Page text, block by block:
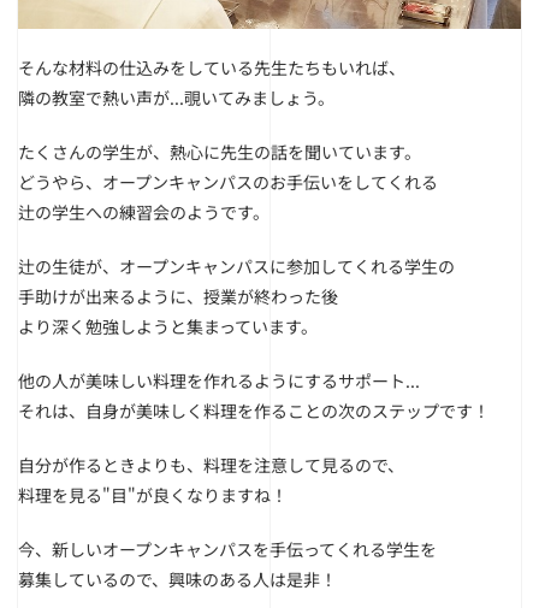
そんな材料の仕込みをしている先生たちもいれば、
隣の教室で熱い声が...覗いてみましょう。
たくさんの学生が、熱心に先生の話を聞いています。
どうやら、オープンキャンパスのお手伝いをしてくれる
辻の学生への練習会のようです。
辻の生徒が、オープンキャンパスに参加してくれる学生の
手助けが出来るように、授業が終わった後
より深く勉強しようと集まっています。
他の人が美味しい料理を作れるようにするサポート...
それは、自身が美味しく料理を作ることの次のステップです！
自分が作るときよりも、料理を注意して見るので、
料理を見る"目"が良くなりますね！
今、新しいオープンキャンパスを手伝ってくれる学生を
募集しているので、興味のある人は是非！